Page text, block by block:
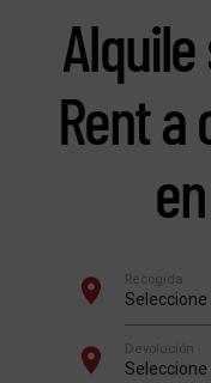
Rent a